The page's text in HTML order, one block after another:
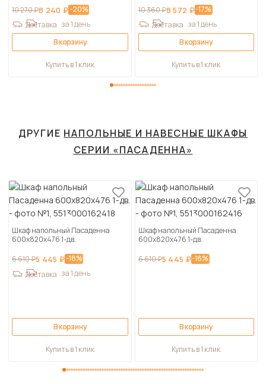
10 270 ₽8 240 ₽-20%
Доставка за 1 день
В корзину
Купить в 1 клик
10 360 ₽8 572 ₽-17%
Доставка за 1 день
В корзину
Купить в 1 клик
ДРУГИЕ НАПОЛЬНЫЕ И НАВЕСНЫЕ ШКАФЫ
СЕРИИ «ПАСАДЕННА»
Шкаф напольный Пасаденна
600х820х476 1-дв.
6 610 ₽5 445 ₽-18%
Доставка за 1 день
В корзину
Купить в 1 клик
Шкаф напольный Пасаденна
600х820х476 1-дв.
6 610 ₽5 445 ₽-18%
В корзину
Купить в 1 клик